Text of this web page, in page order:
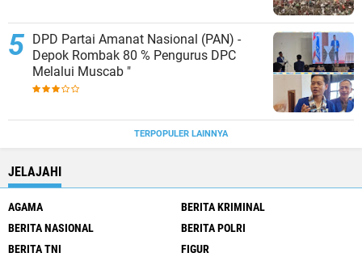
DPD Partai Amanat Nasional (PAN) -
Depok Rombak 80 % Pengurus DPC
Melalui Muscab "
TERPOPULER LAINNYA
JELAJAHI
AGAMA
BERITA KRIMINAL
BERITA NASIONAL
BERITA POLRI
BERITA TNI
FIGUR